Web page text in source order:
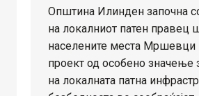
Општина Илинден започна
на локалниот патен правец
населените места
проект од особено значење
на локалната патна